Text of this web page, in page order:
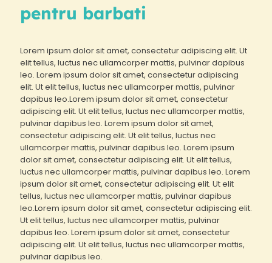
pentru barbati
Lorem ipsum dolor sit amet, consectetur adipiscing elit. Ut
elit tellus, luctus nec ullamcorper mattis, pulvinar dapibus
leo. Lorem ipsum dolor sit amet, consectetur adipiscing
elit. Ut elit tellus, luctus nec ullamcorper mattis, pulvinar
dapibus leo.Lorem ipsum dolor sit amet, consectetur
adipiscing elit. Ut elit tellus, luctus nec ullamcorper mattis,
pulvinar dapibus leo. Lorem ipsum dolor sit amet,
consectetur adipiscing elit. Ut elit tellus, luctus nec
ullamcorper mattis, pulvinar dapibus leo. Lorem ipsum
dolor sit amet, consectetur adipiscing elit. Ut elit tellus,
luctus nec ullamcorper mattis, pulvinar dapibus leo. Lorem
ipsum dolor sit amet, consectetur adipiscing elit. Ut elit
tellus, luctus nec ullamcorper mattis, pulvinar dapibus
leo.Lorem ipsum dolor sit amet, consectetur adipiscing elit.
Ut elit tellus, luctus nec ullamcorper mattis, pulvinar
dapibus leo. Lorem ipsum dolor sit amet, consectetur
adipiscing elit. Ut elit tellus, luctus nec ullamcorper mattis,
pulvinar dapibus leo.